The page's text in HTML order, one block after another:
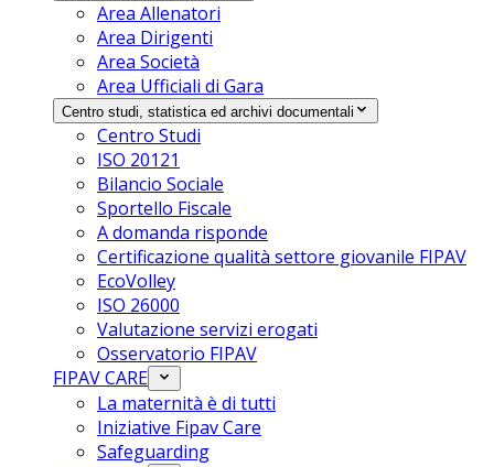
Area Allenatori
Area Dirigenti
Area Società
Area Ufficiali di Gara
Centro studi, statistica ed archivi documentali
Centro Studi
ISO 20121
Bilancio Sociale
Sportello Fiscale
A domanda risponde
Certificazione qualità settore giovanile FIPAV
EcoVolley
ISO 26000
Valutazione servizi erogati
Osservatorio FIPAV
FIPAV CARE
La maternità è di tutti
Iniziative Fipav Care
Safeguarding